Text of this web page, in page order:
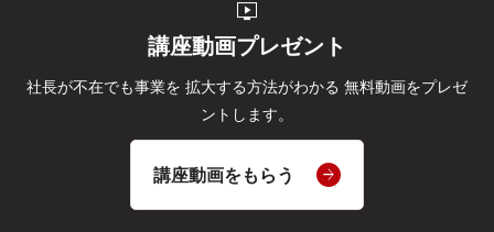
live_tv
講座動画プレゼント
社長が不在でも事業を 拡大する方法がわかる 無料動画をプレゼ
ントします。
講座動画をもらう